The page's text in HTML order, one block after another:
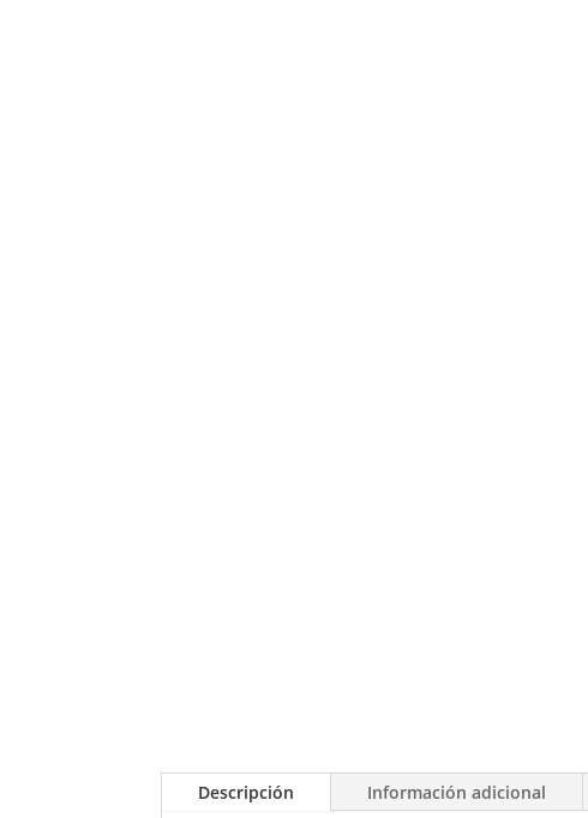
Descripción Información adicional